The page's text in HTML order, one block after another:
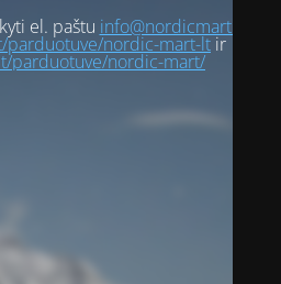
el. paštu info@nordicmart.com
parduotuve/nordic-mart-ltir
parduotuve/nordic-mart/